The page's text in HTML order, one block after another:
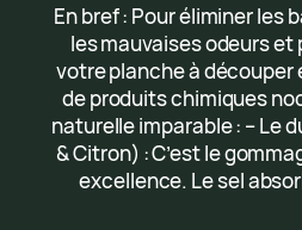
En bref : Pour éliminer les
les mauvaises odeurs et
votre planche à découper
de produits chimiques
naturelle imparable : – Le
& Citron) : C’est le
excellence. Le sel